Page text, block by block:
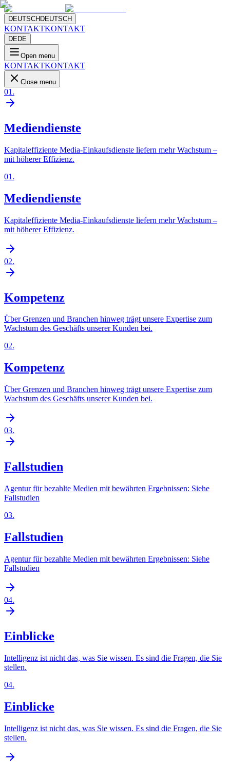
DEUTSCH DEUTSCH
KONTAKTKONTAKT
DEDE
Open menu
KONTAKTKONTAKT
Close menu
01 .
Mediendienste
Kapitaleffiziente Media-Einkaufsdienste liefern mehr Wachstum –
mit höherer Effizienz.
01 .
Mediendienste
Kapitaleffiziente Media-Einkaufsdienste liefern mehr Wachstum –
mit höherer Effizienz.
02.
Kompetenz
Über Grenzen und Branchen hinweg trägt unsere Expertise zum
Wachstum des Geschäfts unserer Kunden bei.
02.
Kompetenz
Über Grenzen und Branchen hinweg trägt unsere Expertise zum
Wachstum des Geschäfts unserer Kunden bei.
03.
Fallstudien
Agentur für bezahlte Medien mit bewährten Ergebnissen: Siehe
Fallstudien
03.
Fallstudien
Agentur für bezahlte Medien mit bewährten Ergebnissen: Siehe
Fallstudien
04.
Einblicke
Intelligenz ist nicht das, was Sie wissen. Es sind die Fragen, die Sie
stellen.
04.
Einblicke
Intelligenz ist nicht das, was Sie wissen. Es sind die Fragen, die Sie
stellen.